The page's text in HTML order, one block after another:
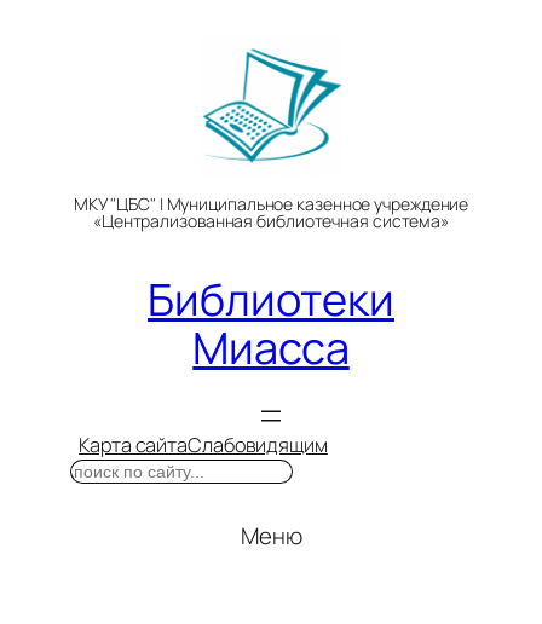
МКУ "ЦБС" | Муниципальное казенное учреждение
«Централизованная библиотечная система»
Библиотеки
Миасса
Карта сайтаСлабовидящим
Поиск
Меню